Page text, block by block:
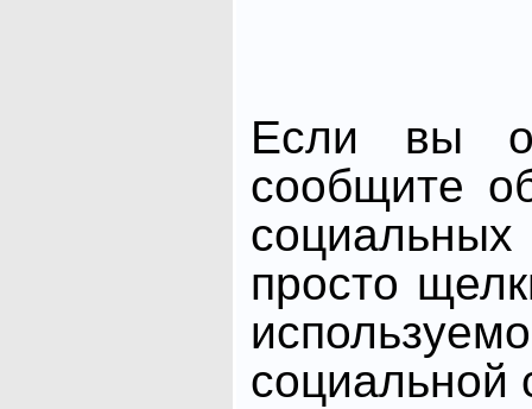
Если вы
сообщите
просто
социальной